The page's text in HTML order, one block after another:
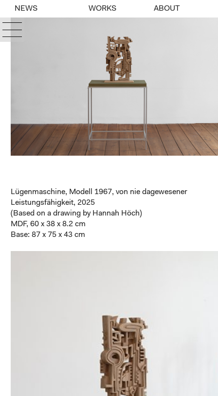
NEWS WORKS ABOUT
Lügenmaschine, Modell 1967, von nie dagewesener
Leistungsfähigkeit, 2025
(Based on a drawing by Hannah Höch)
MDF, 60 x 38 x 8.2 cm
Base: 87 x 75 x 43 cm